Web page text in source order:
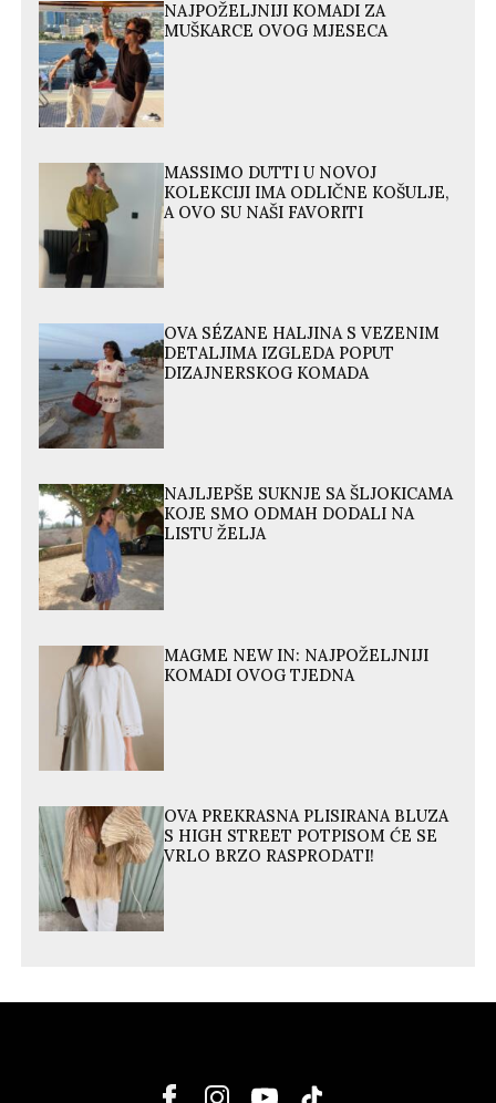
NAJPOŽELJNIJI KOMADI ZA
MUŠKARCE OVOG MJESECA
MASSIMO DUTTI U NOVOJ
KOLEKCIJI IMA ODLIČNE KOŠULJE,
A OVO SU NAŠI FAVORITI
OVA SÉZANE HALJINA S VEZENIM
DETALJIMA IZGLEDA POPUT
DIZAJNERSKOG KOMADA
NAJLJEPŠE SUKNJE SA ŠLJOKICAMA
KOJE SMO ODMAH DODALI NA
LISTU ŽELJA
MAGME NEW IN: NAJPOŽELJNIJI
KOMADI OVOG TJEDNA
OVA PREKRASNA PLISIRANA BLUZA
S HIGH STREET POTPISOM ĆE SE
VRLO BRZO RASPRODATI!